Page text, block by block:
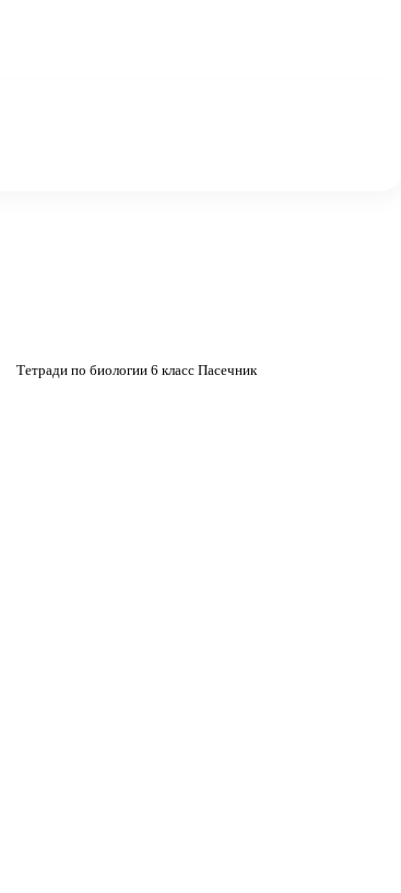
Тетради по биологии 6 класс Пасечник